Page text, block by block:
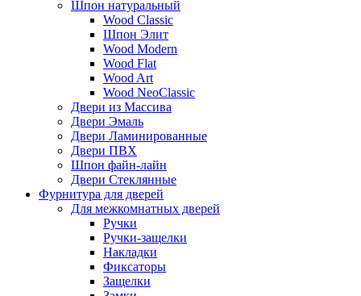
Шпон натуральный
Wood Classic
Шпон Элит
Wood Modern
Wood Flat
Wood Art
Wood NeoClassic
Двери из Массива
Двери Эмаль
Двери Ламинированные
Двери ПВХ
Шпон файн-лайн
Двери Стеклянные
Фурнитура для дверей
Для межкомнатных дверей
Ручки
Ручки-защелки
Накладки
Фиксаторы
Защелки